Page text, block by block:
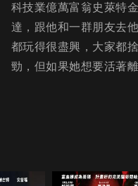
科技業億萬富翁史萊特
達，跟他和一群朋友去
都玩得很盡興，大家都
勁，但如果她想要活著